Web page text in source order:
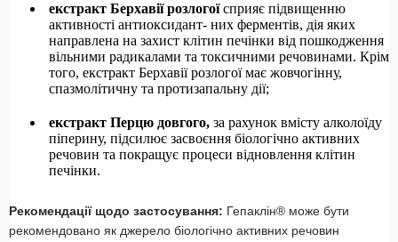
екстракт Берхавії розлогої сприяє підвищенню
активності антиоксидант- них ферментів, дія яких
направлена на захист клітин печінки від пошкодження
вільними радикалами та токсичними речовинами. Крім
того, екстракт Берхавії розлогої має жовчогінну,
спазмолітичну та протизапальну дії;
екстракт Перцю довгого, за рахунок вмісту алколоїду
піперину, підсилює засвоєння біологічно активних
речовин та покращує процеси відновлення клітин
печінки.
Рекомендації щодо застосування: Гепаклін® може бути
рекомендовано як джерело біологічно активних речовин